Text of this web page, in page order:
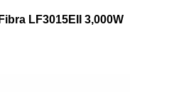
LF3015EII 3,000W